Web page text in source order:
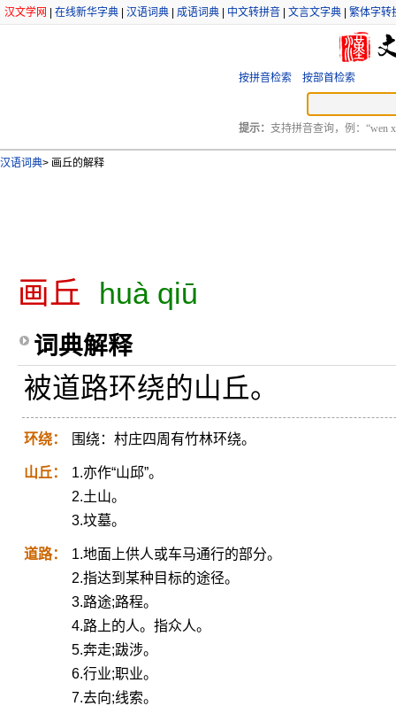
汉文学网 在线新华字典 汉语词典 成语词典 中文转拼音 文言文字典 繁体字转
按拼音检索 按部首检索
提示： 支持拼音查询，例：“wen
汉语词典> 画丘的解释
画丘 huà qiū
词典解释
被道路环绕的山丘。
环绕： 围绕：村庄四周有竹林环绕。
山丘：
1.亦作“山邱”。
2.土山。
3.坟墓。
道路：
1.地面上供人或车马通行的部分。
2.指达到某种目标的途径。
3.路途;路程。
4.路上的人。指众人。
5.奔走;跋涉。
6.行业;职业。
7.去向;线索。